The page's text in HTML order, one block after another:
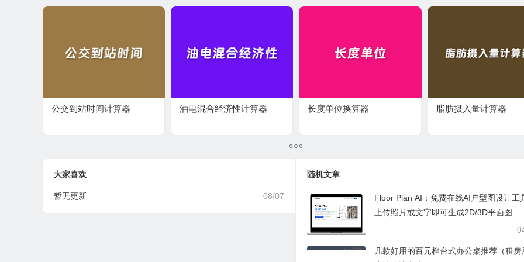
公交到站时间计算器 ​油电混合经济性计算器​ 长度单位换算器 脂肪摄入量计算器
大家喜欢
08/07
暂无更新
随机文章
Floor Plan AI：免费在线AI户型图设计工
上传照片或文字即可生成2D/3D平面图
几款好用的百元档台式办公桌推荐（租房